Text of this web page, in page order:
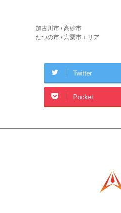
加古川市 / 高砂市
たつの市 / 宍粟市エリア
Twitter
Pocket